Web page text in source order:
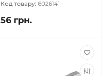
Код товару: 6026141
56 грн.